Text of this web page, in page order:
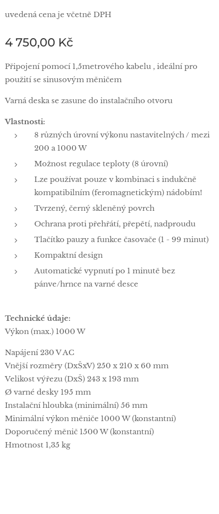
uvedená cena je včetně DPH
4 750,00 Kč
Připojení pomocí 1,5metrového kabelu , ideální pro
použití se sinusovým měničem
Varná deska se zasune do instalačního otvoru
Vlastnosti:
8 různých úrovní výkonu nastavitelných / mezi
200 a 1000 W
Možnost regulace teploty (8 úrovní)
Lze používat pouze v kombinaci s indukčně
kompatibilním (feromagnetickým) nádobím!
Tvrzený, černý skleněný povrch
Ochrana proti přehřátí, přepětí, nadproudu
Tlačítko pauzy a funkce časovače (1 - 99 minut)
Kompaktní design
Automatické vypnutí po 1 minutě bez
pánve/hrnce na varné desce
Technické údaje:
Výkon (max.) 1000 W
Napájení 230 V AC
Vnější rozměry (DxŠxV) 250 x 210 x 60 mm
Velikost výřezu (DxŠ) 243 x 193 mm
Ø varné desky 195 mm
Instalační hloubka (minimální) 56 mm
Minimální výkon měniče 1000 W (konstantní)
Doporučený měnič 1500 W (konstantní)
Hmotnost 1,35 kg